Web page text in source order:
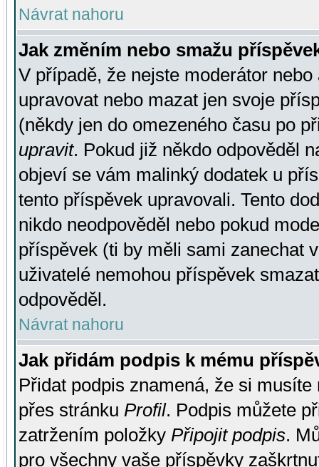
Návrat nahoru
Jak změním nebo smažu
V případě, že nejste moderátor
upravovat nebo mazat jen svoje
(někdy jen do omezeného času po
upravit. Pokud již někdo odpověděl
objeví se vám malinký dodatek u
tento příspěvek upravovali. Tento
nikdo neodpověděl nebo pokud
příspěvek (ti by měli sami zanechat
uživatelé nemohou příspěvek
odpověděl.
Návrat nahoru
Jak přidám podpis k mému
Přidat podpis znamená, že si
přes stránku Profil. Podpis můžete
zatržením položky Připojit podpis.
pro všechny vaše příspěvky